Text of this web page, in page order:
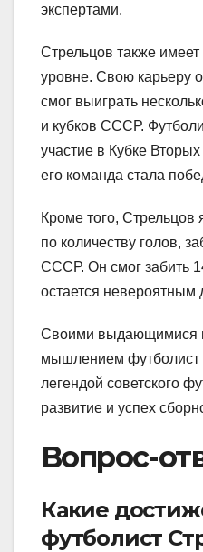
экспертами.
Стрельцов также
уровне. Свою карьеру
смог выиграть
и кубков СССР.
участие в Кубке
его команда стала
Кроме того, Стрельцов
по количеству голов,
СССР. Он смог забить
остается невероятным
Своими выдающимися
мышлением футболист
легендой советского
развитие и успех
Вопрос-
Какие
футболист